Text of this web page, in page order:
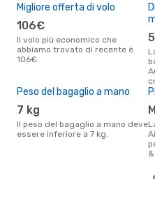
Migliore offerta di volo
106€
Il volo più economico che
abbiamo trovato di recente è
106€
La dimensione massima del
Peso del bagaglio a mano
7 kg
Il peso del bagaglio a mano deve
essere inferiore a 7 kg.
La compagnia aerea Austrian